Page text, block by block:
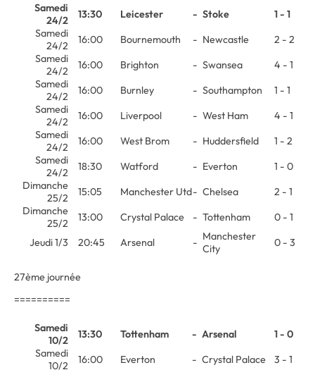
Samedi
24/2
13:30 Leicester - Stoke
1 - 1
Samedi
24/2
16:00 Bournemouth - Newcastle
2 - 2
Samedi
24/2
16:00 Brighton - Swansea
4 - 1
Samedi
24/2
16:00 Burnley - Southampton
1 - 1
Samedi
24/2
16:00 Liverpool - West Ham
4 - 1
Samedi
24/2
16:00 West Brom - Huddersfield
1 - 2
Samedi
24/2
18:30 Watford - Everton
1 - 0
Dimanche
25/2
15:05 Manchester Utd- Chelsea
2 - 1
Dimanche
25/2
13:00 Crystal Palace - Tottenham
0 - 1
Jeudi 1/3
20:45 Arsenal - Manchester
City
0 - 3
27ème journée
==========
Samedi
10/2
13:30 Tottenham - Arsenal
1 - 0
Samedi
10/2
16:00 Everton - Crystal Palace
3 - 1